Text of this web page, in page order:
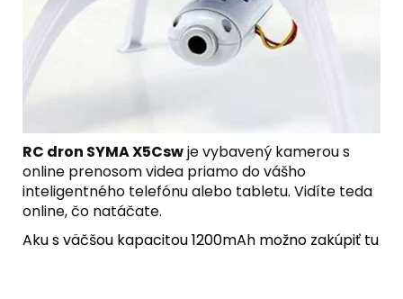
RC dron SYMA X5Cswje vybavený kamerou s
online prenosom videa priamo do vášho
inteligentného telefónu alebo tabletu. Vidíte teda
online, čo natáčate.
Aku s väčšou kapacitou 1200mAh možno zakúpiť tu